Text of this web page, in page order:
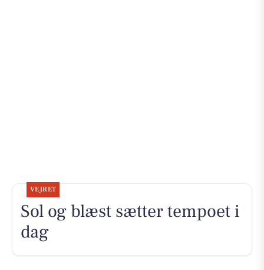
VEJRET
Sol og blæst sætter tempoet i
dag